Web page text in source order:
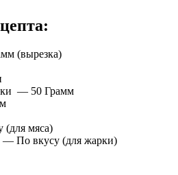
(вырезка)
— 50 Грамм
мяса)
— По вкусу (для жарки)